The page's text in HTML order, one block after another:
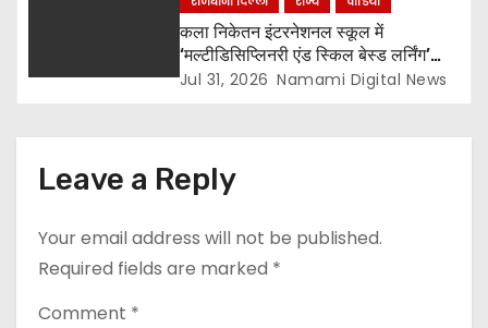
बिंदल की अहम भूमिका
कला निकेतन इंटरनेशनल स्कूल में
‘मल्टीडिसिप्लिनरी एंड स्किल बेस्ड लर्निंग’
विषय पर शिक्षक सेमिनार आयोजित, टॉप-5
Jul 31, 2026 Namami Digital News
Leave a Reply
Your email address will not be published.
Required fields are marked *
Comment *